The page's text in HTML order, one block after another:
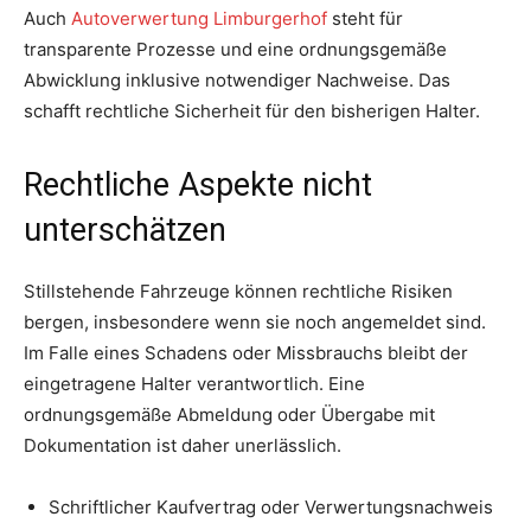
Auch Autoverwertung Limburgerhof steht für
transparente Prozesse und eine ordnungsgemäße
Abwicklung inklusive notwendiger Nachweise. Das
schafft rechtliche Sicherheit für den bisherigen Halter.
Rechtliche Aspekte nicht
unterschätzen
Stillstehende Fahrzeuge können rechtliche Risiken
bergen, insbesondere wenn sie noch angemeldet sind.
Im Falle eines Schadens oder Missbrauchs bleibt der
eingetragene Halter verantwortlich. Eine
ordnungsgemäße Abmeldung oder Übergabe mit
Dokumentation ist daher unerlässlich.
Schriftlicher Kaufvertrag oder Verwertungsnachweis